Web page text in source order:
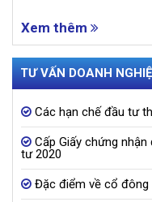
Xem thêm
TƯ VẤN DOANH
Các hạn chế đầu tư
Cấp Giấy chứng
tư 2020
Đặc điểm về cổ đông